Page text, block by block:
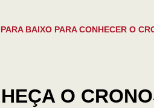
BAIXO PARA CONHECER O
O